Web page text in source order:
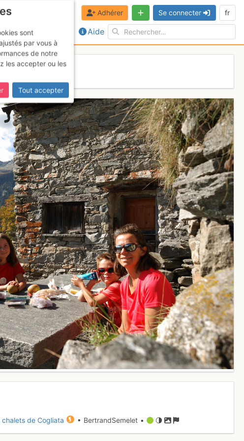
Aide
Adhérer Se connecter fr
de Cogliata • BertrandSemelet •
sont
par vous à
de notre
les accepter ou les
Tout accepter